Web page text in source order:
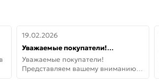
19.02.2026
Уважаемые покупатели!
Представляем вашему вниманию
новинки от Armadillo!
Уважаемые покупатели!
Представляем вашему вниманию
новинки от Armadillo! Новая